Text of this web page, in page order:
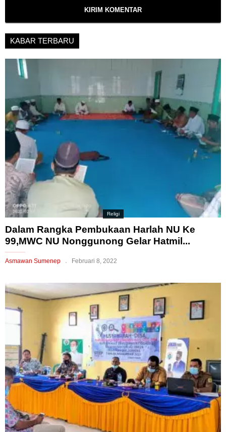
KABAR TERBARU
Religi
Dalam Rangka Pembukaan Harlah NU Ke
99,MWC NU Nonggunong Gelar Hatmil...
Asmawan Sumenep Februari 8, 2022